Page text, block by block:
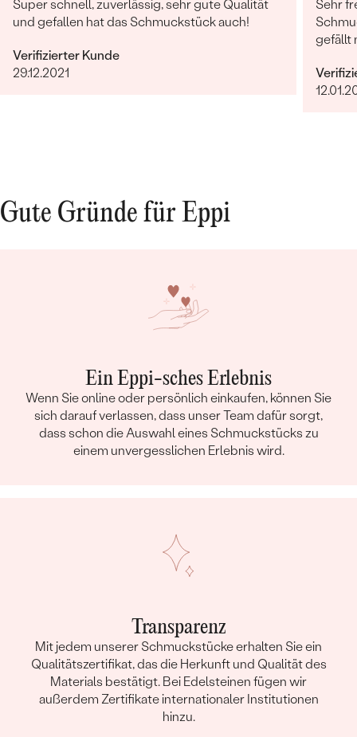
Super schnell, zuverlässig, sehr gute Qualität
und gefallen hat das Schmuckstück auch!
Verifizierter Kunde
29.12.2021
Sehr
gefällt
Gute Gründe für Eppi
Ein Eppi-sches Erlebnis
Wenn Sie online oder persönlich einkaufen, können Sie
sich darauf verlassen, dass unser Team dafür sorgt,
dass schon die Auswahl eines Schmuckstücks zu
einem unvergesslichen Erlebnis wird.
Transparenz
Mit jedem unserer Schmuckstücke erhalten Sie ein
Qualitätszertifikat, das die Herkunft und Qualität des
Materials bestätigt. Bei Edelsteinen fügen wir
außerdem Zertifikate internationaler Institutionen
hinzu.